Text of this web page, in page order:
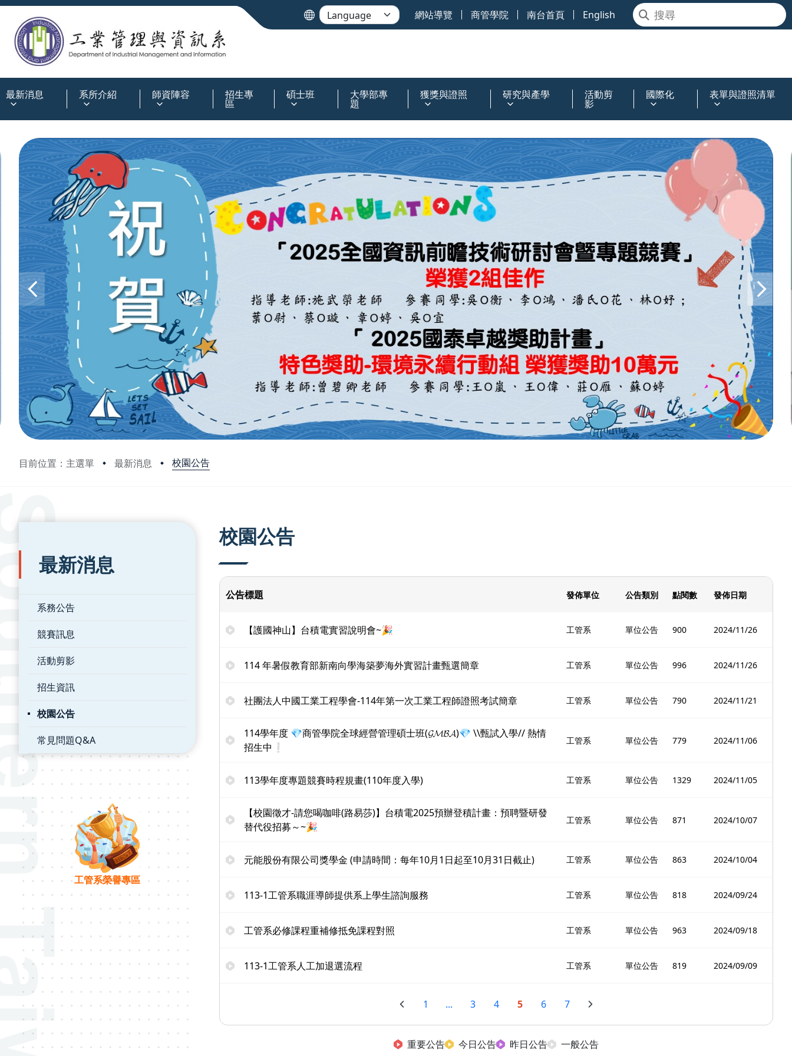
網站導覽 商管學院 南台首頁 English
最新消息 系所介紹 師資陣容 招生專
區
碩士班 大學部專
題
獲獎與證照 研究與產學 活動剪
影
國際化 表單與證照清單
目前位置：主選單 最新消息 校園公告
:::
最新消息
系務公告
競賽訊息
活動剪影
招生資訊
校園公告
常見問題Q&A
工管系榮譽專區
校園公告
公告標題 發佈單位 公告類別 點閱數 發佈日期
【護國神山】台積電實習說明會~🎉 工管系 單位公告 900 2024/11/26
114 年暑假教育部新南向學海築夢海外實習計畫甄選簡章 工管系 單位公告 996 2024/11/26
社團法人中國工業工程學會-114年第一次工業工程師證照考試簡章 工管系 單位公告 790 2024/11/21
114學年度 💎商管學院全球經營管理碩士班(𝓖𝓜𝓑𝓐)💎 \\甄試入學// 熱情
招生中❕
工管系 單位公告 779 2024/11/06
113學年度專題競賽時程規畫(110年度入學) 工管系 單位公告 1329 2024/11/05
【校園徵才-請您喝咖啡(路易莎)】台積電2025預辦登積計畫：預聘暨研發
替代役招募～~🎉
工管系 單位公告 871 2024/10/07
元能股份有限公司獎學金 (申請時間：每年10月1日起至10月31日截止) 工管系 單位公告 863 2024/10/04
113-1工管系職涯導師提供系上學生諮詢服務 工管系 單位公告 818 2024/09/24
工管系必修課程重補修抵免課程對照 工管系 單位公告 963 2024/09/18
113-1工管系人工加退選流程 工管系 單位公告 819 2024/09/09
1 ... 3 4 5 6 7
重要公告 今日公告 昨日公告 一般公告